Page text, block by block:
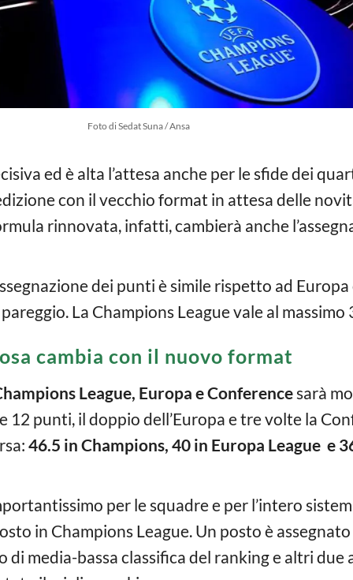
Foto di Sedat Suna / Ansa
ed è alta l’attesa anche per le sfide dei
con il vecchio format in attesa delle
rinnovata, infatti, cambierà anche
dei punti è simile rispetto ad
La Champions League vale al
cambia con il nuovo format
League, Europa e Conferencesarà
12 punti, il doppio dell’Europa e tre volte la
46.5 in Champions, 40 in Europa League e
per le squadre e per l’intero
in Champions League. Un posto è
di media-bassa classifica del ranking e altri due